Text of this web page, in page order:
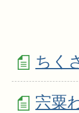
ちく
宍粟